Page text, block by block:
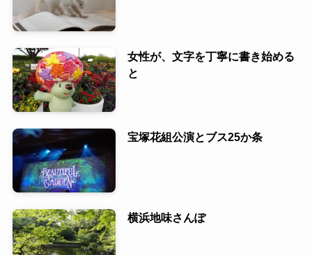
女性が、文字を丁寧に書き始める
と
宝塚花組公演とブス25か条
横浜地味さんぽ